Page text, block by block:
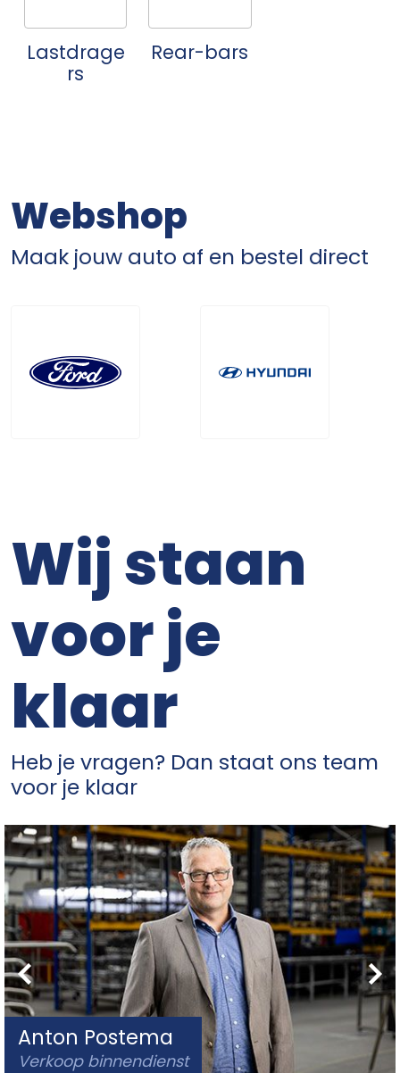
Lastdrage
rs
Rear-bars
Webshop
Maak jouw auto af en bestel direct
Wij staan
voor je
klaar
Heb je vragen? Dan staat ons team
voor je klaar
Anton Postema
Verkoop binnendienst